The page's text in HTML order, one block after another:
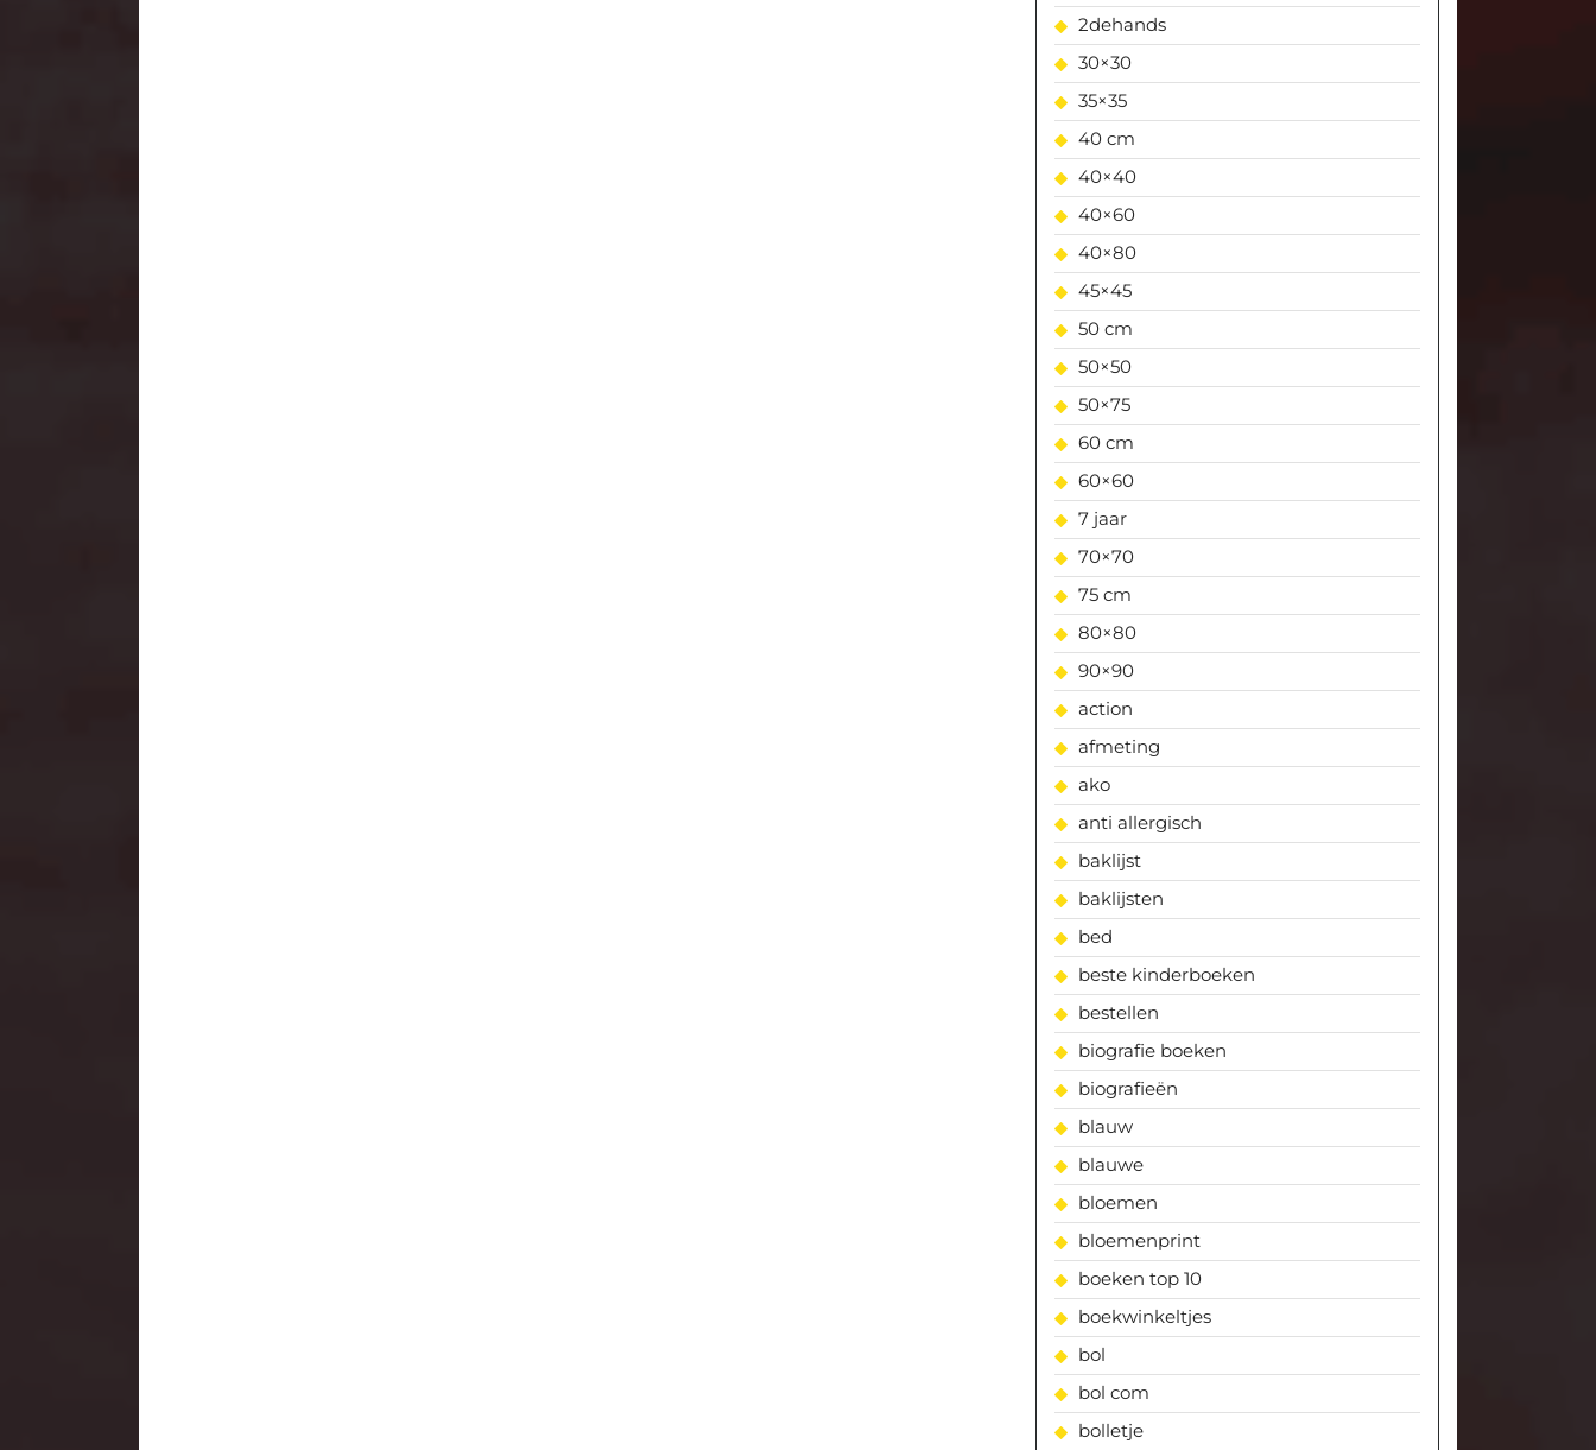
2dehands
30×30
35×35
40 cm
40×40
40×60
40×80
45×45
50 cm
50×50
50×75
60 cm
60×60
7 jaar
70×70
75 cm
80×80
90×90
action
afmeting
ako
anti allergisch
baklijst
baklijsten
bed
beste kinderboeken
bestellen
biografie boeken
biografieën
blauw
blauwe
bloemen
bloemenprint
boeken top 10
boekwinkeltjes
bol
bol com
bolletje